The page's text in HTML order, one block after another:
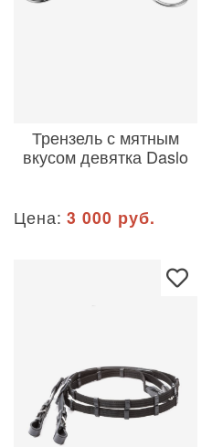
Трензель с мятным
вкусом девятка Daslo
Цена: 3 000 руб.